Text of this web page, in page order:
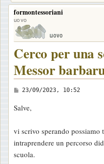
formontessoriani
uovo
Cerco per una
Messor
M
s
a
g
g
23/09/2023, 10:52
Salve,
vi scrivo sperando
intraprendere un percorso
scuola.